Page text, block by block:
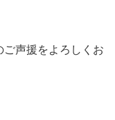
声援をよろしくお